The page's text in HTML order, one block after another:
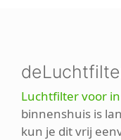
Luchtfilter voor
binnenshuis is
kun je dit vrij